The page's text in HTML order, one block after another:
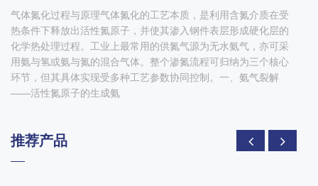
气体氮化过程与原理气体氮化的工艺本质，是利用含氮介质在受
热条件下释放出活性氮原子，并使其渗入钢件表层形成硬化层的
化学热处理过程。工业上最常用的供氮气源为无水氨气，亦可采
用氨与氢或氨与氮的混合气体。整个渗氮流程可归纳为三个核心
环节，但其具体实现受多种工艺参数协同控制。一、氨气裂解
——活性氮原子的生成氨
推荐产品